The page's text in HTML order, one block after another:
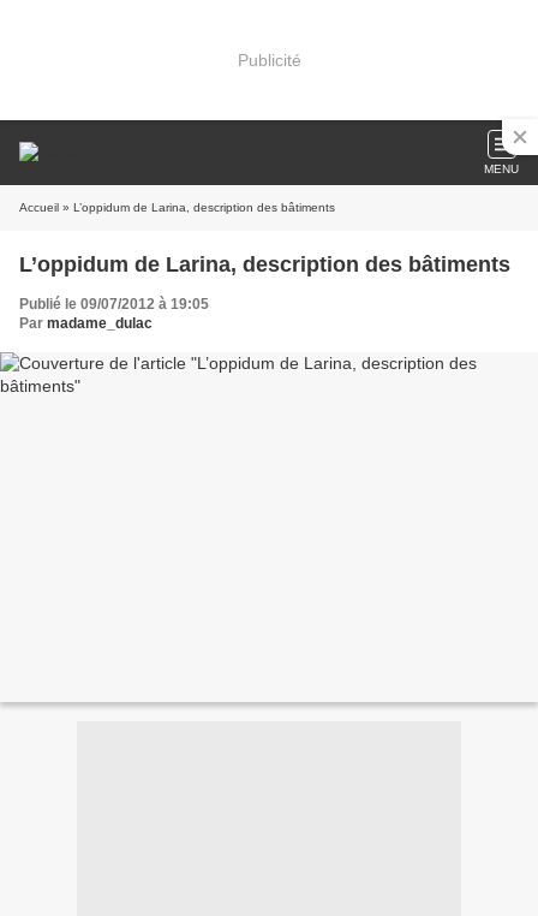
Publicité
MENU
Accueil » L’oppidum de Larina, description des bâtiments
L’oppidum de Larina, description des bâtiments
Publié le 09/07/2012 à 19:05
Par madame_dulac